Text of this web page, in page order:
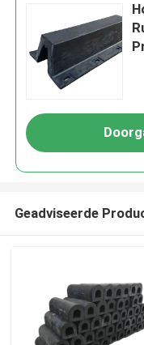
Geadviseerde